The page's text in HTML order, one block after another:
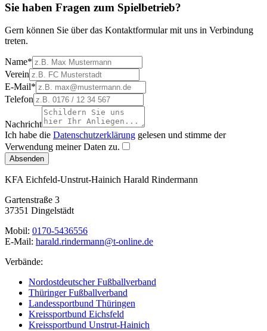
Sie haben Fragen zum Spielbetrieb?
Gern können Sie über das Kontaktformular mit uns in Verbindung
treten.
Name*
Verein
E-Mail*
Telefon
Nachricht
Ich habe die Datenschutzerklärung gelesen und stimme der
Verwendung meiner Daten zu.
Absenden
KFA Eichfeld-Unstrut-Hainich Harald Rindermann
Gartenstraße 3
37351 Dingelstädt
Mobil: 0170-5436556
E-Mail: harald.rindermann@t-online.de
Verbände:
Nordostdeutscher Fußballverband
Thüringer Fußballverband
Landessportbund Thüringen
Kreissportbund Eichsfeld
Kreissportbund Unstrut-Hainich